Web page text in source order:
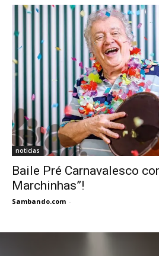
noticias
Baile Pré Carnavalesco
Marchinhas”!
Sambando.com -